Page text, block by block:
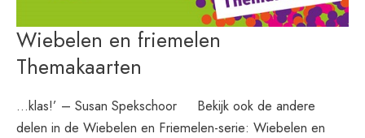
Wiebelen en friemelen
Themakaarten
…klas!’ – Susan Spekschoor Bekijk ook de andere
delen in de Wiebelen en Friemelen-serie: Wiebelen en